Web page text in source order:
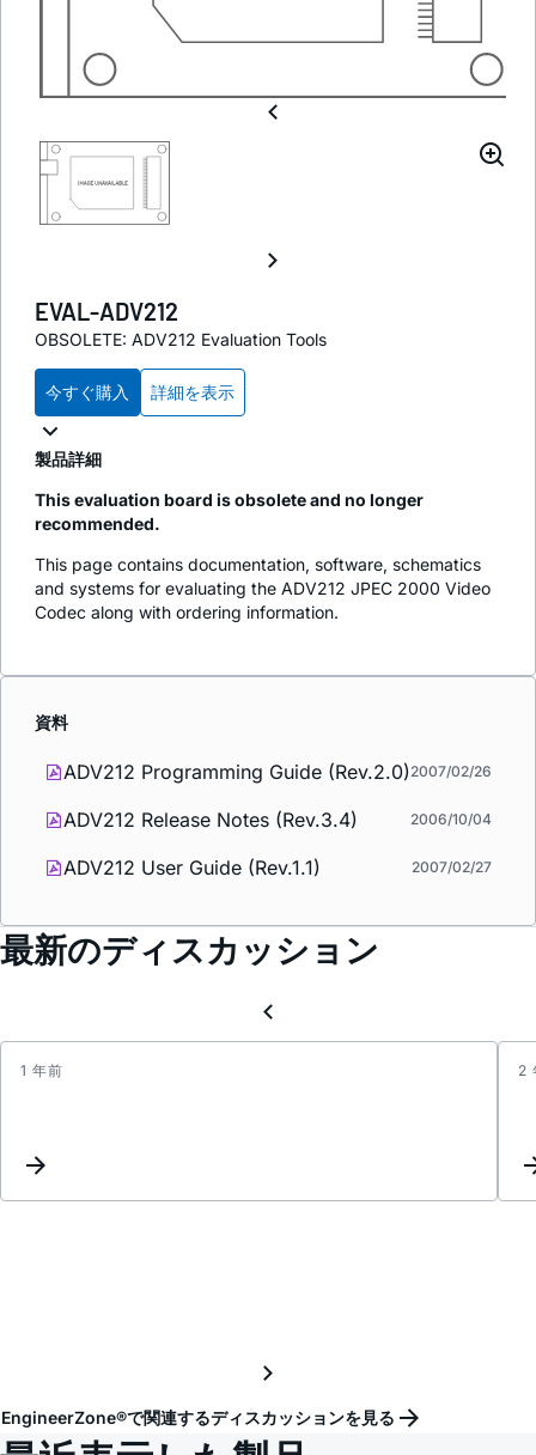
EVAL-ADV212
OBSOLETE: ADV212 Evaluation Tools
今すぐ購入 詳細を表示
製品詳細
This evaluation board is obsolete and no longer
recommended.
This page contains documentation, software, schematics
and systems for evaluating the ADV212 JPEC 2000 Video
Codec along with ordering information.
資料
ADV212 Programming Guide (Rev.2.0)2007/02/26
ADV212 Release Notes (Rev.3.4) 2006/10/04
ADV212 User Guide (Rev.1.1) 2007/02/27
最新のディスカッション
1 年前 2
EngineerZone®で関連するディスカッションを見る